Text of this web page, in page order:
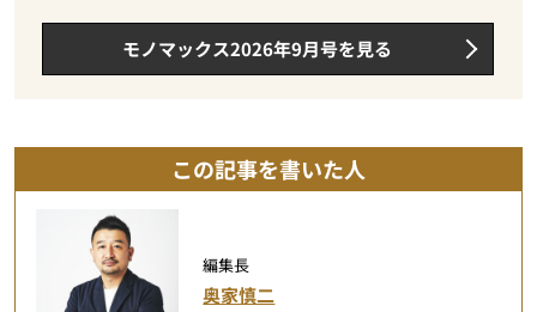
モノマックス2026年9月号を見る
この記事を書いた人
編集長
奥家慎二